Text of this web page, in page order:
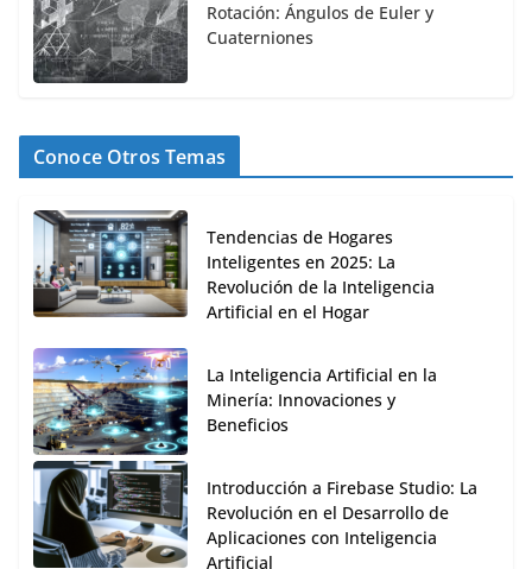
Rotación: Ángulos de Euler y
Cuaterniones
Conoce Otros Temas
Tendencias de Hogares
Inteligentes en 2025: La
Revolución de la Inteligencia
Artificial en el Hogar
La Inteligencia Artificial en la
Minería: Innovaciones y
Beneficios
Introducción a Firebase Studio: La
Revolución en el Desarrollo de
Aplicaciones con Inteligencia
Artificial